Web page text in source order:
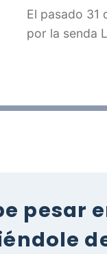
El pasado 31
por la senda
pesar